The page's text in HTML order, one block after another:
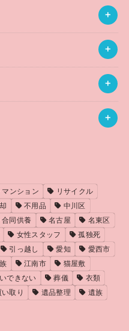
マンション
リサイクル
不用品
中川区
合同供養 名古屋
名東区
女性スタッフ
孤独死
引っ越し 愛知
愛西市
江南市
猫屋敷
できない 葬儀
衣類
い取り 遺品整理
遺族